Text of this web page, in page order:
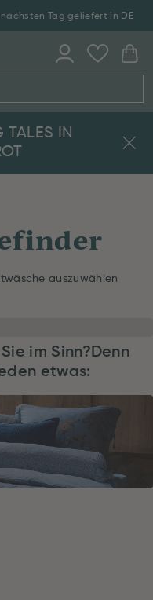
Tag geliefert in DE
TALES IN
auszuwählen
im Sinn?Denn
etwas: